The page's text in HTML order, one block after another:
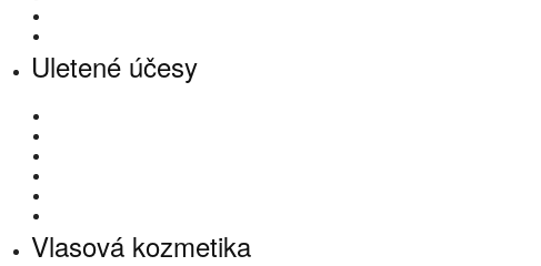
Uletené účesy
Vlasová kozmetika